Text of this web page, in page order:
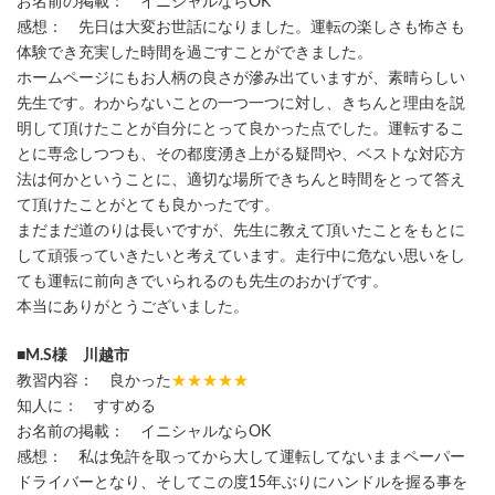
感想： 先日は大変お世話になりました。運転の楽しさも怖さも
体験でき充実した時間を過ごすことができました。
ホームページにもお人柄の良さが滲み出ていますが、素晴らしい
先生です。わからないことの一つ一つに対し、きちんと理由を説
明して頂けたことが自分にとって良かった点でした。運転するこ
とに専念しつつも、その都度湧き上がる疑問や、ベストな対応方
法は何かということに、適切な場所できちんと時間をとって答え
て頂けたことがとても良かったです。
まだまだ道のりは長いですが、先生に教えて頂いたことをもとに
して頑張っていきたいと考えています。走行中に危ない思いをし
ても運転に前向きでいられるのも先生のおかげです。
本当にありがとうございました。
■M.S様 川越市
教習内容： 良かった ★★★★★
知人に： すすめる
お名前の掲載： イニシャルならOK
感想： 私は免許を取ってから大して運転してないままペーパー
ドライバーとなり、そしてこの度15年ぶりにハンドルを握る事を